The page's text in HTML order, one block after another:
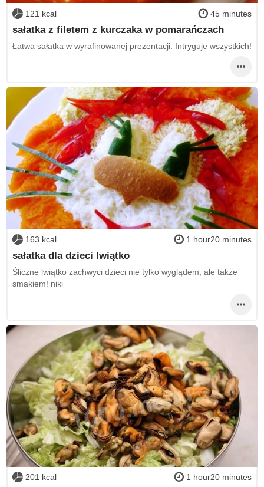
121 kcal 45 minutes
sałatka z filetem z kurczaka w pomarańczach
Łatwa sałatka w wyrafinowanej prezentacji. Intryguje wszystkich!
163 kcal 1 hour20 minutes
sałatka dla dzieci lwiątko
Śliczne lwiątko zachwyci dzieci nie tylko wyglądem, ale także
smakiem! niki
201 kcal 1 hour20 minutes